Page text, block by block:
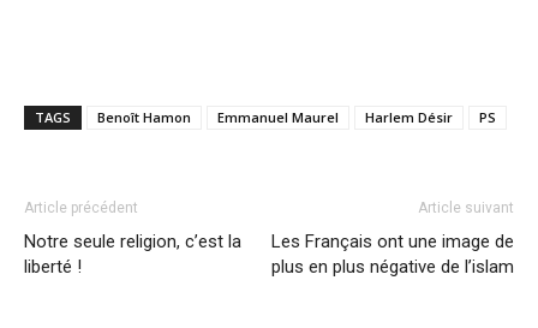
TAGS Benoît Hamon Emmanuel Maurel Harlem Désir PS
Article précédent
Notre seule religion, c’est la
liberté !
Article suivant
Les Français ont une image de
plus en plus négative de l’islam